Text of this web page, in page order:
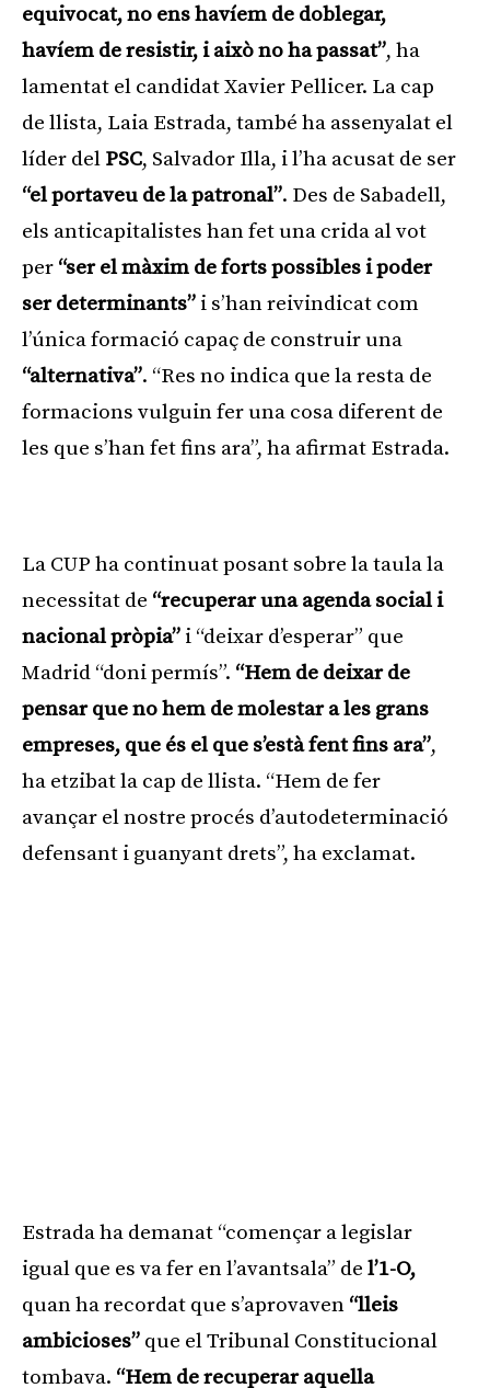
equivocat, no ens havíem de doblegar,
havíem de resistir, i això no ha passat”, ha
lamentat el candidat Xavier Pellicer. La cap
de llista, Laia Estrada, també ha assenyalat el
líder del PSC, Salvador Illa, i l’ha acusat de ser
“el portaveu de la patronal”. Des de Sabadell,
els anticapitalistes han fet una crida al vot
per “ser el màxim de forts possibles i poder
ser determinants” i s’han reivindicat com
l’única formació capaç de construir una
“alternativa”. “Res no indica que la resta de
formacions vulguin fer una cosa diferent de
les que s’han fet fins ara”, ha afirmat Estrada.
La CUP ha continuat posant sobre la taula la
necessitat de “recuperar una agenda social i
nacional pròpia” i “deixar d’esperar” que
Madrid “doni permís”. “Hem de deixar de
pensar que no hem de molestar a les grans
empreses, que és el que s’està fent fins ara”,
ha etzibat la cap de llista. “Hem de fer
avançar el nostre procés d’autodeterminació
defensant i guanyant drets”, ha exclamat.
Estrada ha demanat “començar a legislar
igual que es va fer en l’avantsala” de l’1-O,
quan ha recordat que s’aprovaven “lleis
ambicioses” que el Tribunal Constitucional
tombava. “Hem de recuperar aquella